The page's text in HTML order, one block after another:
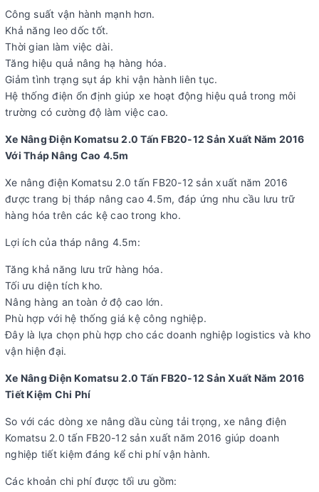
Công suất vận hành mạnh hơn.
Khả năng leo dốc tốt.
Thời gian làm việc dài.
Tăng hiệu quả nâng hạ hàng hóa.
Giảm tình trạng sụt áp khi vận hành liên tục.
Hệ thống điện ổn định giúp xe hoạt động hiệu quả trong môi
trường có cường độ làm việc cao.
Xe Nâng Điện Komatsu 2.0 Tấn FB20-12 Sản Xuất Năm 2016
Với Tháp Nâng Cao 4.5m
Xe nâng điện Komatsu 2.0 tấn FB20-12 sản xuất năm 2016
được trang bị tháp nâng cao 4.5m, đáp ứng nhu cầu lưu trữ
hàng hóa trên các kệ cao trong kho.
Lợi ích của tháp nâng 4.5m:
Tăng khả năng lưu trữ hàng hóa.
Tối ưu diện tích kho.
Nâng hàng an toàn ở độ cao lớn.
Phù hợp với hệ thống giá kệ công nghiệp.
Đây là lựa chọn phù hợp cho các doanh nghiệp logistics và kho
vận hiện đại.
Xe Nâng Điện Komatsu 2.0 Tấn FB20-12 Sản Xuất Năm 2016
Tiết Kiệm Chi Phí
So với các dòng xe nâng dầu cùng tải trọng, xe nâng điện
Komatsu 2.0 tấn FB20-12 sản xuất năm 2016 giúp doanh
nghiệp tiết kiệm đáng kể chi phí vận hành.
Các khoản chi phí được tối ưu gồm: